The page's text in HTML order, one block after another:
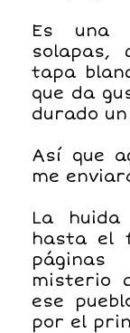
Es una
solapas,
tapa
que da
durado
Así que
me
La
hasta el
misterio
ese
por el